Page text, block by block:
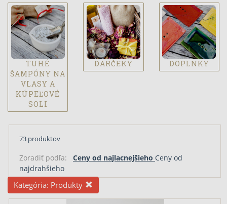
TUHÉ
ŠAMPÓNY NA
VLASY A
KÚPEĽOVÉ
SOLI
DARČEKY DOPLNKY
73 produktov
Zoradiť podľa: Ceny od najlacnejšieho Ceny od
najdrahšieho
Kategória: Produkty